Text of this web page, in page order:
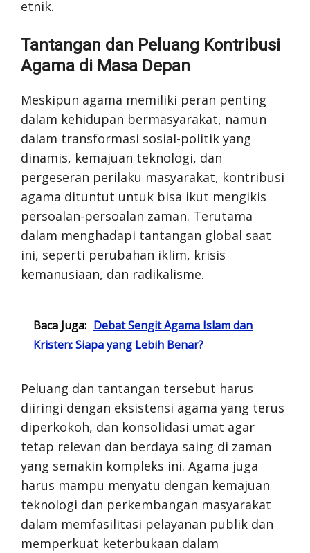
etnik.
Tantangan dan Peluang Kontribusi
Agama di Masa Depan
Meskipun agama memiliki peran penting
dalam kehidupan bermasyarakat, namun
dalam transformasi sosial-politik yang
dinamis, kemajuan teknologi, dan
pergeseran perilaku masyarakat, kontribusi
agama dituntut untuk bisa ikut mengikis
persoalan-persoalan zaman. Terutama
dalam menghadapi tantangan global saat
ini, seperti perubahan iklim, krisis
kemanusiaan, dan radikalisme.
Baca Juga: Debat Sengit Agama Islam dan
Kristen: Siapa yang Lebih Benar?
Peluang dan tantangan tersebut harus
diiringi dengan eksistensi agama yang terus
diperkokoh, dan konsolidasi umat agar
tetap relevan dan berdaya saing di zaman
yang semakin kompleks ini. Agama juga
harus mampu menyatu dengan kemajuan
teknologi dan perkembangan masyarakat
dalam memfasilitasi pelayanan publik dan
memperkuat keterbukaan dalam